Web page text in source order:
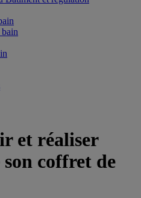
et réaliser
coffret de